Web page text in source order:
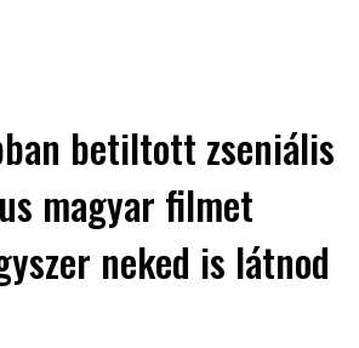
betiltott zseniális
magyar filmet
neked is látnod